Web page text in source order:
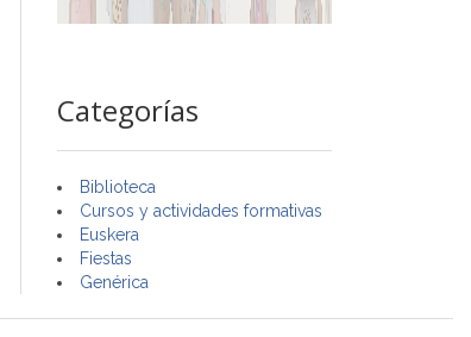
Categorías
Biblioteca
Cursos y actividades formativas
Euskera
Fiestas
Genérica